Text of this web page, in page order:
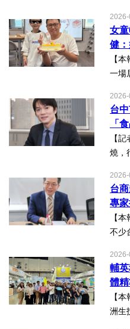
賽
ge全
力，
女
健
【
一場
燒
歷經
及陪
台
「
良
缺
【
燒，
說
機關
通報
台
專
資
【
不少
陸
能隱
權及
輔
體
精
【
洲生